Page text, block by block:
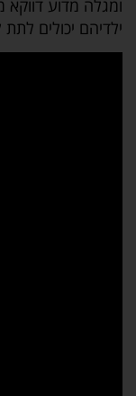
ומגלה מדוע
ילדיהם יכולים לתת